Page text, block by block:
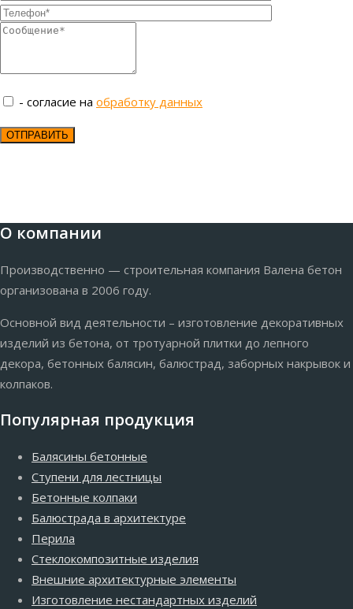
- согласие на обработку данных
О компании
Производственно — строительная компания Валена бетон
организована в 2006 году.
Основной вид деятельности – изготовление декоративных
изделий из бетона, от тротуарной плитки до лепного
декора, бетонных балясин, балюстрад, заборных накрывок и
колпаков.
Популярная продукция
Балясины бетонные
Ступени для лестницы
Бетонные колпаки
Балюстрада в архитектуре
Перила
Стеклокомпозитные изделия
Внешние архитектурные элементы
Изготовление нестандартных изделий